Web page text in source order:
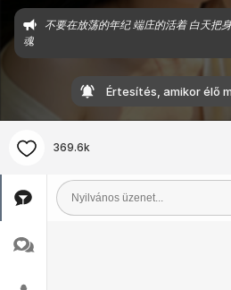
不要在放荡的年纪 端庄的活着 白天把
魂
Értesítés, amikor élő
369.6k